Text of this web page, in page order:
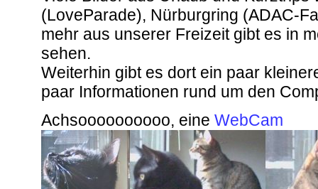
(LoveParade), Nürburgring (ADAC-
mehr aus unserer Freizeit gibt es in
sehen.
Weiterhin gibt es dort ein paar
paar Informationen rund um den
Achsoooooooooo, eine WebCam